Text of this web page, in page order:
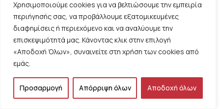
Χρησιμοποιούμε cookies για να βελτιώσουμε την εμπειρία
περιήγησής σας, να προβάλλουμε εξατομικευμένες
διαφημίσεις ή περιεχόμενο και να αναλύουμε την
επισκεψιμότητά μας. Κάνοντας κλικ στην επιλογή
«Αποδοχή Όλων», συναινείτε στη χρήση των cookies από
εμάς.
Προσαρμογή Απόρριψη όλων Αποδοχή όλων
Παρά τις προειδοποιήσεις της, η έκθεση
δεν αποτελεί δήλωση απελπισίας.
Aντίθετα είναι μια έκκληση για ειλικρίνεια,
ρεαλισμό και μετασχηματισμό. Η κήρυξη
πτώχευσης δεν σημαίνει εγκατάλειψη,